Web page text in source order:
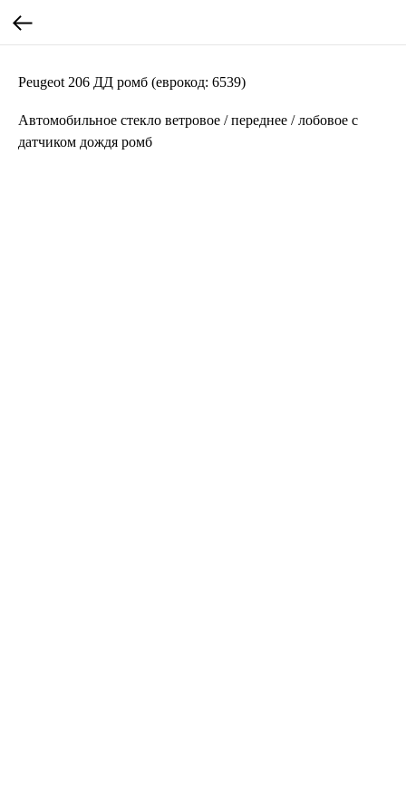
Peugeot 206 ДД ромб (еврокод: 6539)
Автомобильное стекло ветровое / переднее / лобовое с
датчиком дождя ромб